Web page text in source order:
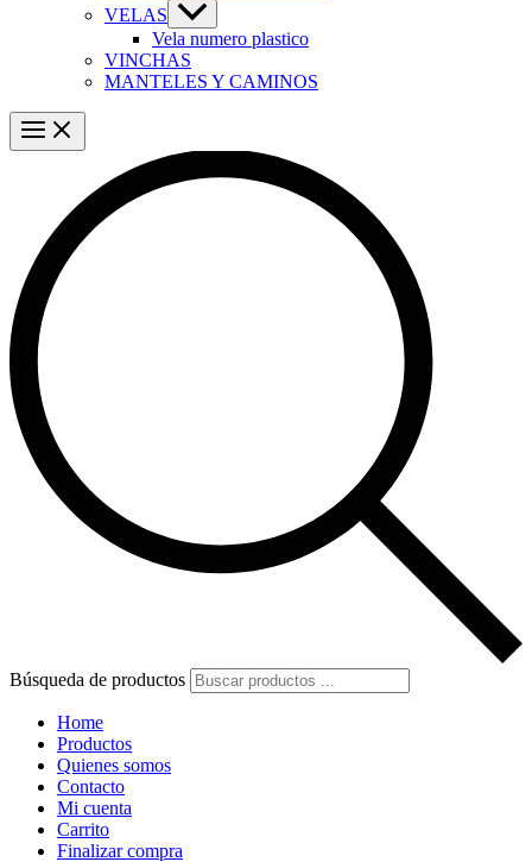
VELAS
Vela numero plastico
VINCHAS
MANTELES Y CAMINOS
Búsqueda de productos
Home
Productos
Quienes somos
Contacto
Mi cuenta
Carrito
Finalizar compra